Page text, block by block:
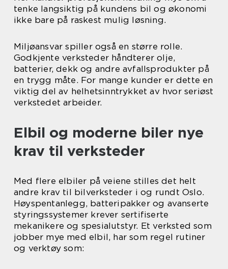
tenke langsiktig på kundens bil og økonomi
ikke bare på raskest mulig løsning.
Miljøansvar spiller også en større rolle.
Godkjente verksteder håndterer olje,
batterier, dekk og andre avfallsprodukter på
en trygg måte. For mange kunder er dette en
viktig del av helhetsinntrykket av hvor seriøst
verkstedet arbeider.
Elbil og moderne biler nye
krav til verksteder
Med flere elbiler på veiene stilles det helt
andre krav til bilverksteder i og rundt Oslo.
Høyspentanlegg, batteripakker og avanserte
styringssystemer krever sertifiserte
mekanikere og spesialutstyr. Et verksted som
jobber mye med elbil, har som regel rutiner
og verktøy som: